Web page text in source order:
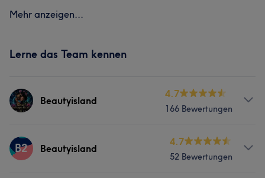
Mehr anzeigen...
Lerne das Team kennen
Beautyisland
4.7
166 Bewertungen
Services
B2 Beautyisland
4.7
52 Bewertungen